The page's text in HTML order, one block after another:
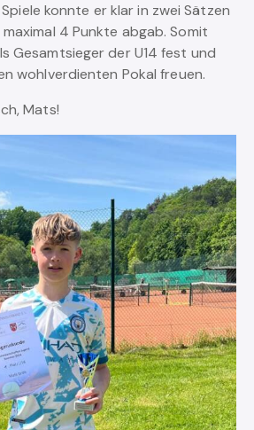
konnte er klar in zwei Sätzen
4 Punkte abgab. Somit
Gesamtsieger der U14 fest und
wohlverdienten Pokal freuen.
Mats!